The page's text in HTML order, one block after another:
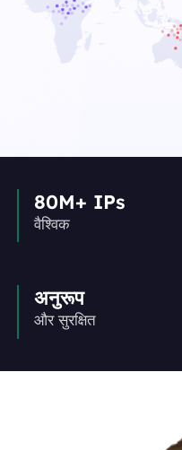
80M+ IPs
वैश्विक
अनुरूप
और सुरक्षित